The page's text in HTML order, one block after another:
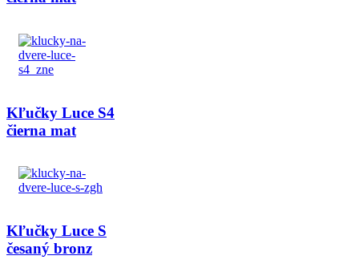
Kľučky Luce S4
čierna mat
Kľučky Luce S
česaný bronz